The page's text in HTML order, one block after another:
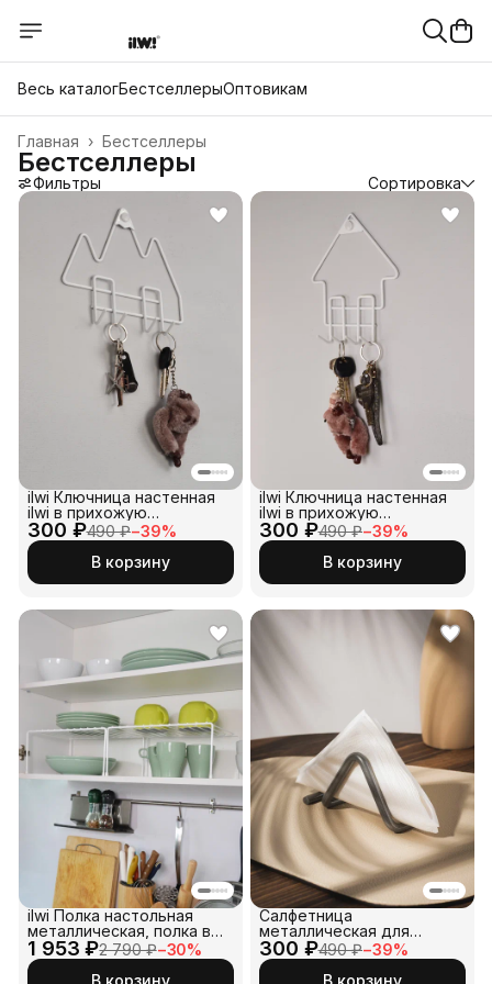
Весь каталогБестселлерыОптовикам
Бестселлеры
Главная ›
Бестселлеры
Фильтры Сортировка
300 ₽490 ₽−39%
ilwi Ключница настенная
ilwi в прихожую
металлическая в стиле
лофт для дома
В корзину
300 ₽490 ₽−39%
ilwi Ключница настенная
ilwi в прихожую
металлическая в стиле
лофт для дома
В корзину
1 953 ₽2 790 ₽−30%
ilwi Полка настольная
металлическая, полка в
шкаф раздвижная
В корзину
300 ₽490 ₽−39%
Салфетница
металлическая для
бумажных салфеток
В корзину